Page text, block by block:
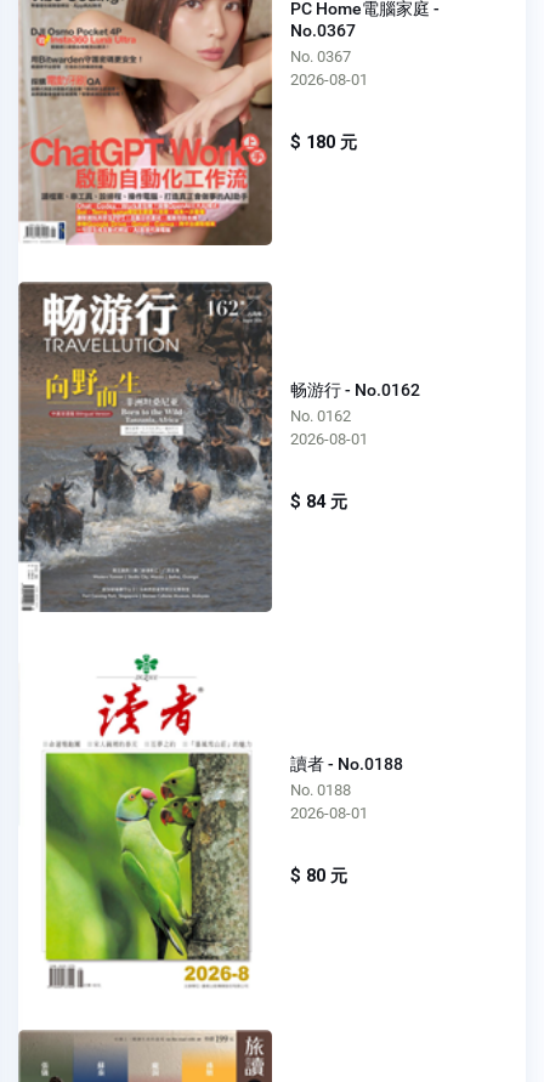
PC Home電腦家庭 -
No.0367
No. 0367
2026-08-01
$ 180 元
畅游行 - No.0162
No. 0162
2026-08-01
$ 84 元
讀者 - No.0188
No. 0188
2026-08-01
$ 80 元